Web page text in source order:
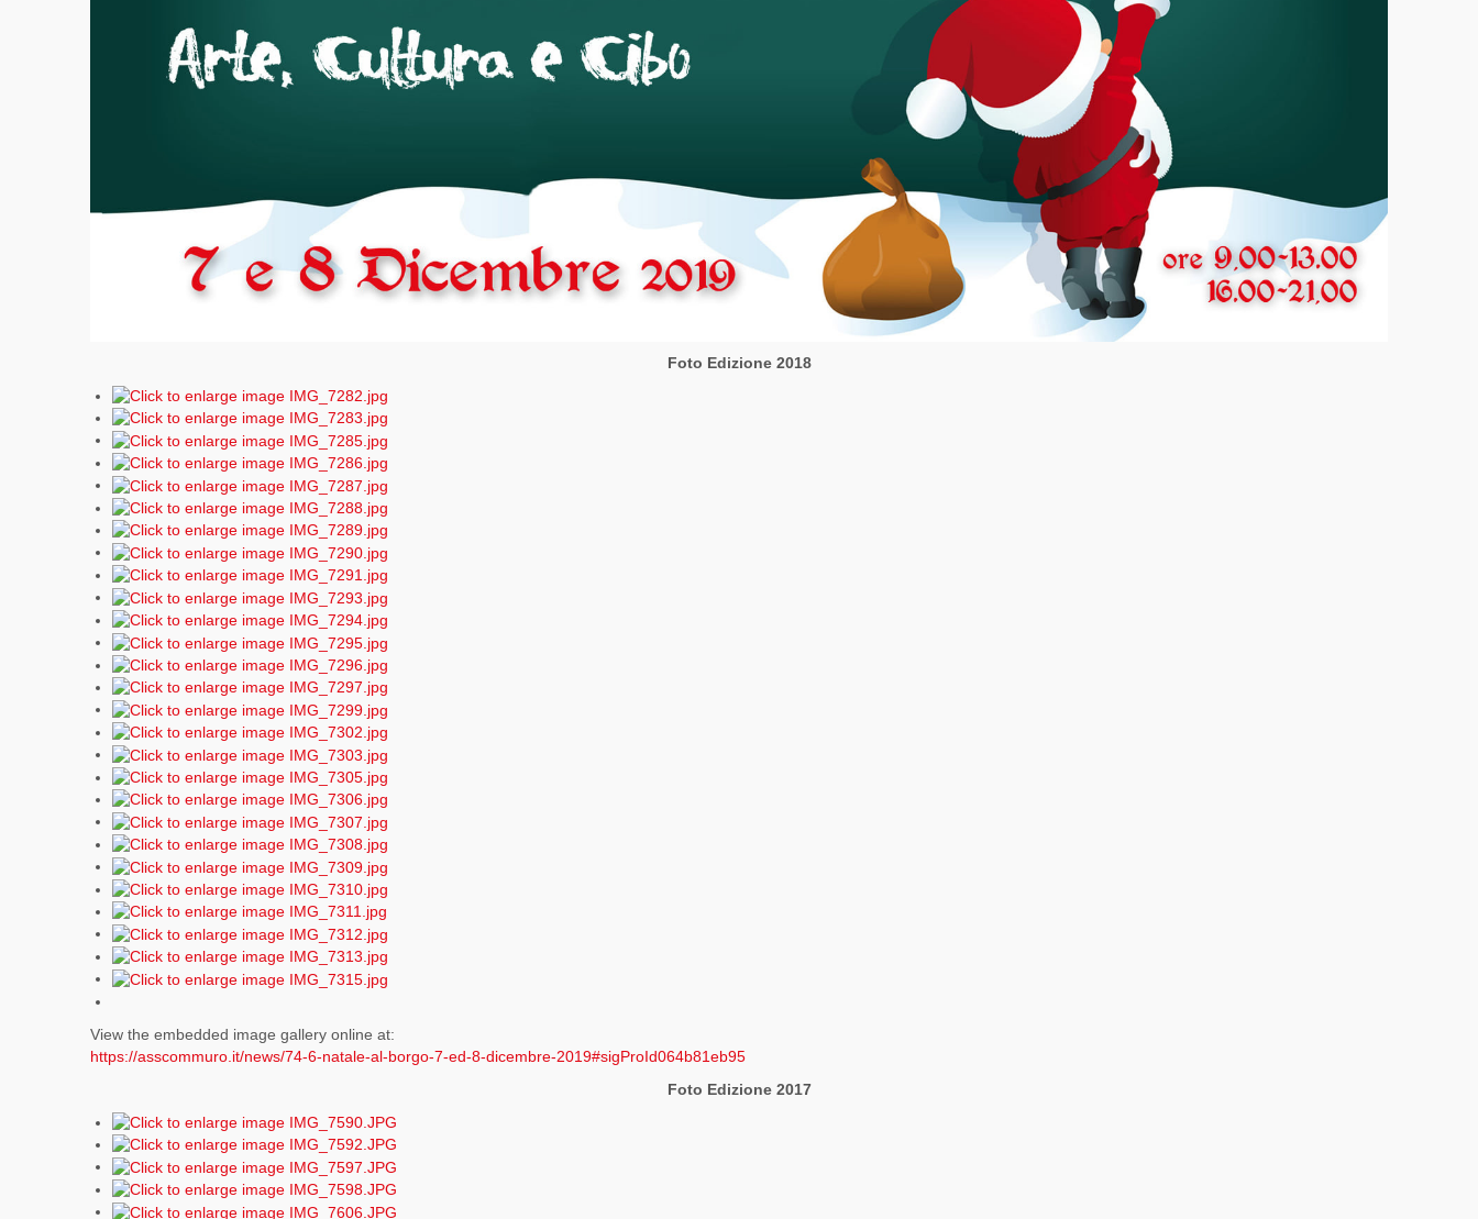
Foto Edizione 2018
View the embedded image gallery online at:
https://asscommuro.it/news/74-6-natale-al-borgo-7-ed-8-dicembre-2019#sigProId064b81eb95
Foto Edizione 2017